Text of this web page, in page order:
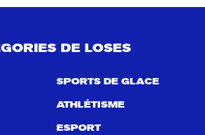
DE LOSES
SPORTS DE GLACE
ATHLÉTISME
ESPORT